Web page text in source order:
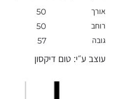
אורך
50
רוחב
50
גובה
57
עוצב ע״י: טום דיקסון